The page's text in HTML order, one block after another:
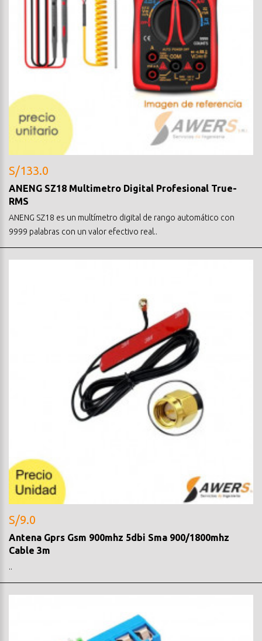
S/133.0
ANENG SZ18 Multimetro Digital Profesional True-
RMS
ANENG SZ18 es un multímetro digital de rango automático con
9999 palabras con un valor efectivo real..
S/9.0
Antena Gprs Gsm 900mhz 5dbi Sma 900/1800mhz
Cable 3m
..